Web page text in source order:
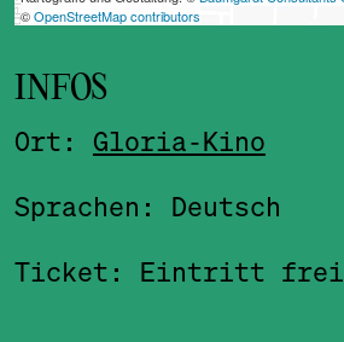
INFOS
Ort: Gloria-Kino
Sprachen: Deutsch
Ticket: Eintritt frei